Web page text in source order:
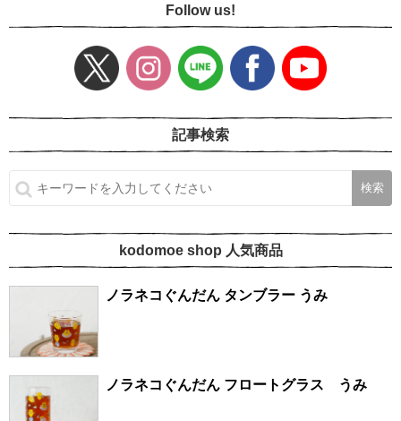
Follow us!
記事検索
kodomoe shop 人気商品
ノラネコぐんだん タンブラー うみ
ノラネコぐんだん フロートグラス うみ